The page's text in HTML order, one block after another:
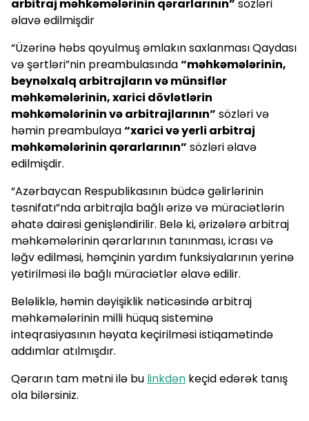
arbitraj məhkəmələrinin qərarlarının” sözləri
əlavə edilmişdir
“Üzərinə həbs qoyulmuş əmlakın saxlanması Qaydası
və şərtləri”nin preambulasında“məhkəmələrinin,
beynəlxalq arbitrajların və münsiflər
məhkəmələrinin, xarici dövlətlərin
məhkəmələrinin və arbitrajlarının” sözləri və
həmin preambulaya“xarici və yerli arbitraj
məhkəmələrinin qərarlarının” sözləri əlavə
edilmişdir.
“Azərbaycan Respublikasının büdcə gəlirlərinin
təsnifatı”nda arbitrajla bağlı ərizə və müraciətlərin
əhatə dairəsi genişləndirilir. Belə ki, ərizələrə arbitraj
məhkəmələrinin qərarlarının tanınması, icrası və
ləğv edilməsi, həmçinin yardım funksiyalarının yerinə
yetirilməsi ilə bağlı müraciətlər əlavə edilir.
Beləliklə, həmin dəyişiklik nəticəsində arbitraj
məhkəmələrinin milli hüquq sisteminə
inteqrasiyasının həyata keçirilməsi istiqamətində
addımlar atılmışdır.
Qərarın tam mətni ilə bu linkdən keçid edərək tanış
ola bilərsiniz.